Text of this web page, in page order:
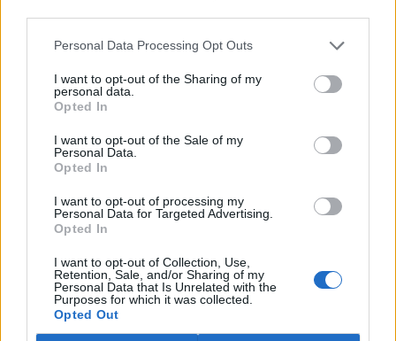
Personal Data Processing Opt Outs
I want to opt-out of the Sharing of my
personal data.
Opted In
I want to opt-out of the Sale of my
Personal Data.
Opted In
I want to opt-out of processing my
Personal Data for Targeted Advertising.
Opted In
I want to opt-out of Collection, Use,
Retention, Sale, and/or Sharing of my
Personal Data that Is Unrelated with the
Purposes for which it was collected.
Opted Out
nejvíce v historii firmy
5.8.2026 15:42 (
)
Diskuse: 1
hektarech vodní plochy, chybí
více než třetina vody. Oproti
metrů krychlových vody méně. Každý týden se kvůli extrémně
vysokým teplotám a nedostatku srážek odpaří další 2,5 procenta.
Kvůli suchu začali rybáři s výlovy některých rybníků předčasně,
Třeboň Vladimír Kukačka.
Hladina Dunaje je na rekordním minimu; lodě uvázly,
rybáři jsou bez práce